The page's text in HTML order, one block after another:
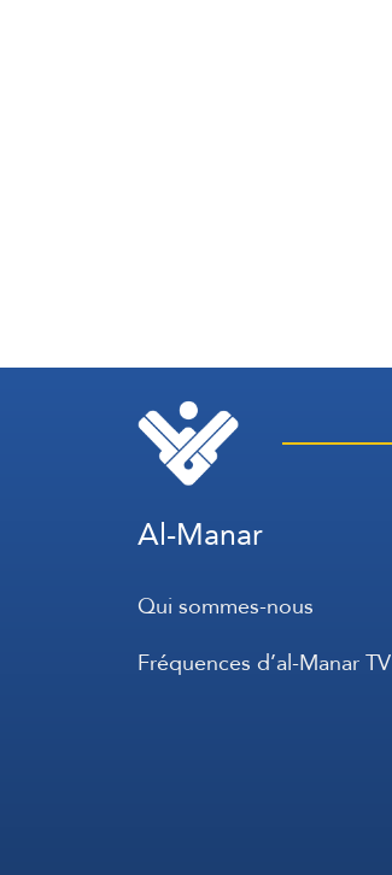
Al-Manar
Qui sommes-nous
Fréquences d’al-Manar TV